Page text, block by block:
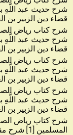
شرح حديث عبد اللَّهِ
قضاء دين الزبير بن
شرح حديث عبد اللَّهِ
قضاء دين الزبير بن
شرح حديث عبد اللَّهِ
قضاء دين الزبير بن
شرح حديث عبد اللَّهِ
قضاء دين الزبير بن
شرح كتاب رياض
المسلمين [1] شرح مقدمة الباب